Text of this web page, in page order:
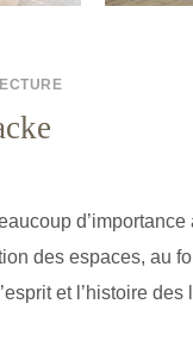
d’importance
des espaces, au
et l’histoire des